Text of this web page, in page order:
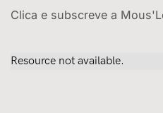
Clica e subscreve a